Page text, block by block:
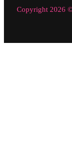
Copyright 2026